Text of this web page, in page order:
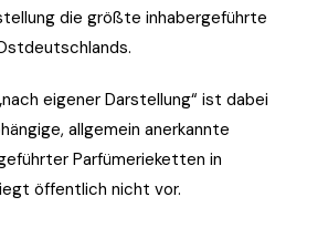
die größte inhabergeführte
eigener Darstellung“ ist dabei
allgemein anerkannte
Parfümerieketten in
öffentlich nicht vor.